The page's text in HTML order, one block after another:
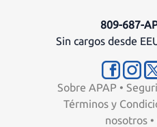
809-687-
Sin cargos desde
Sobre APAP •
Términos y
nosotros •